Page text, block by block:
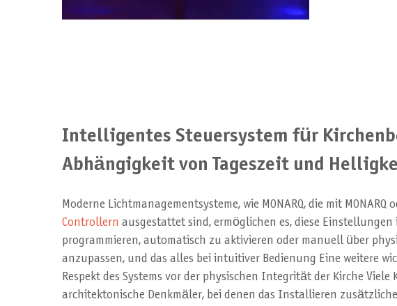
Intelligentes Steuersystem für
Abhängigkeit von Tageszeit und
Moderne Lichtmanagementsysteme, wie MONARQ, die mit MONARQ
Controllern ausgestattet sind, ermöglichen es, diese Einstellungen
programmieren, automatisch zu aktivieren oder manuell über
anzupassen, und das alles bei intuitiver Bedienung Eine weitere
Respekt des Systems vor der physischen Integrität der Kirche Viele
architektonische Denkmäler, bei denen das Installieren